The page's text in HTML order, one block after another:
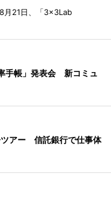
月21日、「3×3Lab
手帳」発表会 新コミュ
ツアー 信託銀行で仕事体